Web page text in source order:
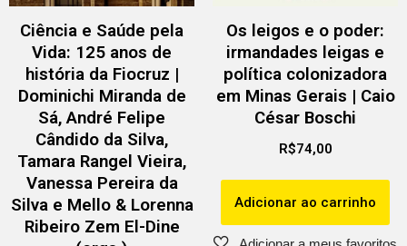
Ciência e Saúde pela
Vida: 125 anos de
história da Fiocruz |
Dominichi Miranda de
Sá, André Felipe
Cândido da Silva,
Tamara Rangel Vieira,
Vanessa Pereira da
Silva e Mello & Lorenna
Ribeiro Zem El-Dine
Os leigos e o poder:
irmandades leigas e
política colonizadora
em Minas Gerais | Caio
César Boschi
R$74,00
Adicionar ao carrinho